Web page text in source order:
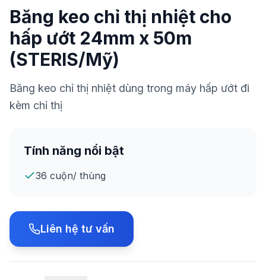
Băng keo chỉ thị nhiệt cho
hấp ướt 24mm x 50m
(STERIS/Mỹ)
Băng keo chỉ thị nhiệt dùng trong máy hấp ướt đi
kèm chỉ thị
Tính năng nổi bật
36 cuộn/ thùng
Liên hệ tư vấn